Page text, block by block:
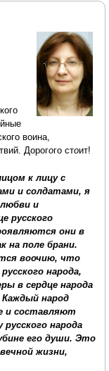
воина,
Дорогого стоит!
к лицу с
и солдатами, я
любви и
русского
они в
на поле брани.
воочию, что
народа,
в сердце народа
народ
и составляют
народа
его души. Это
жизни,